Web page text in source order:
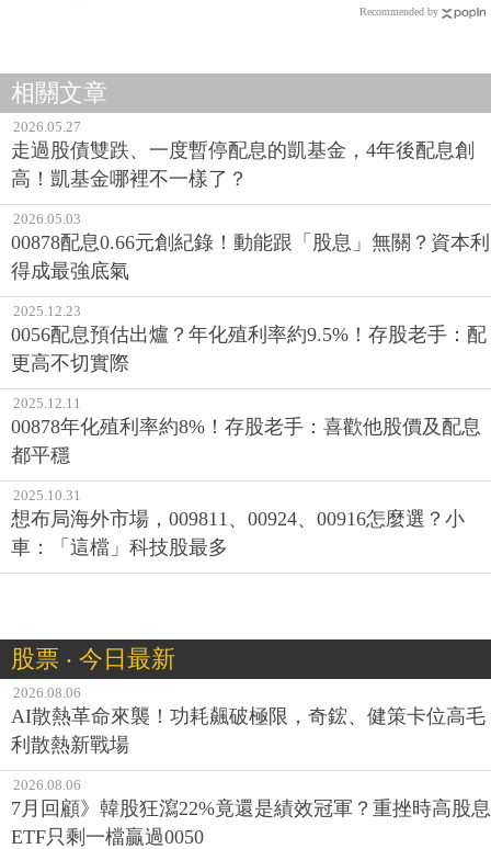
Recommended by
相關文章
2026.05.27
走過股債雙跌、一度暫停配息的凱基金，4年後配息創
高！凱基金哪裡不一樣了？
2026.05.03
00878配息0.66元創紀錄！動能跟「股息」無關？資本利
得成最強底氣
2025.12.23
0056配息預估出爐？年化殖利率約9.5%！存股老手：配
更高不切實際
2025.12.11
00878年化殖利率約8%！存股老手：喜歡他股價及配息
都平穩
2025.10.31
想布局海外市場，009811、00924、00916怎麼選？小
車：「這檔」科技股最多
股票 ‧ 今日最新
2026.08.06
AI散熱革命來襲！功耗飆破極限，奇鋐、健策卡位高毛
利散熱新戰場
2026.08.06
7月回顧》韓股狂瀉22%竟還是績效冠軍？重挫時高股息
ETF只剩一檔贏過0050